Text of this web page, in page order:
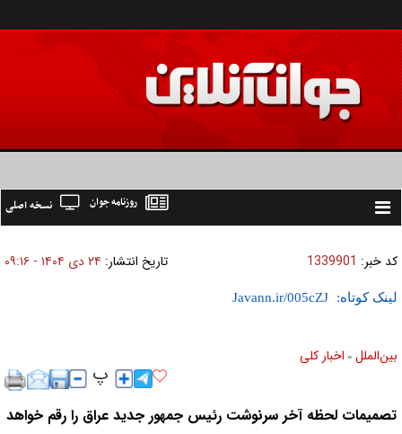
Toggle
نسخه اصلی روزنامه جوان
کد خبر: 1339901 تاریخ انتشار: ۲۴ دی ۱۴۰۴ - ۰۹:۱۶
لینک کوتاه:
بين‌الملل » اخبار كلی
تصمیمات لحظه آخر سرنوشت رئیس جمهور جدید عراق را رقم خواهد